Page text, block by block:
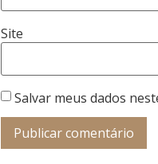
Site
Salvar meus dados